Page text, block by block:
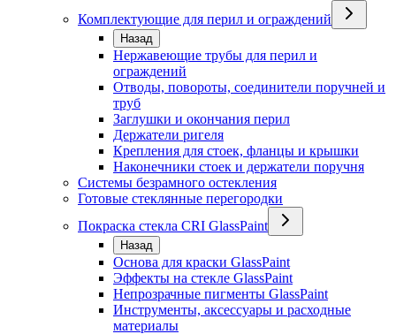
Комплектующие для перил и ограждений
Назад
Нержавеющие трубы для перил и
ограждений
Отводы, повороты, соединители поручней и
труб
Заглушки и окончания перил
Держатели ригеля
Крепления для стоек, фланцы и крышки
Наконечники стоек и держатели поручня
Системы безрамного остекления
Готовые стеклянные перегородки
Покраска стекла CRI GlassPaint
Назад
Основа для краски GlassPaint
Эффекты на стекле GlassPaint
Непрозрачные пигменты GlassPaint
Инструменты, аксессуары и расходные
материалы